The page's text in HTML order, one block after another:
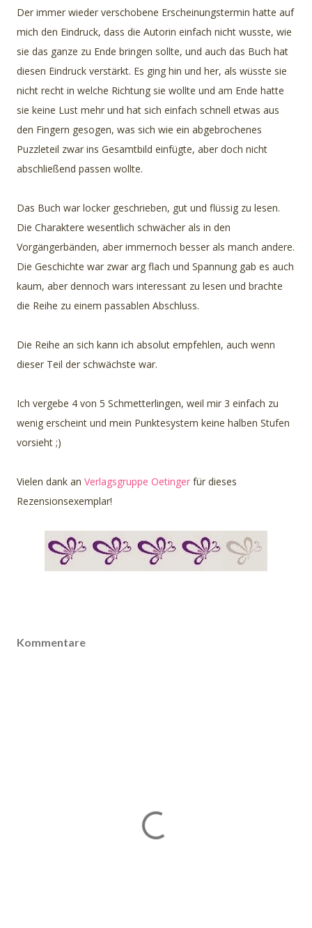
Der immer wieder verschobene Erscheinungstermin hatte auf
mich den Eindruck, dass die Autorin einfach nicht wusste, wie
sie das ganze zu Ende bringen sollte, und auch das Buch hat
diesen Eindruck verstärkt. Es ging hin und her, als wüsste sie
nicht recht in welche Richtung sie wollte und am Ende hatte
sie keine Lust mehr und hat sich einfach schnell etwas aus
den Fingern gesogen, was sich wie ein abgebrochenes
Puzzleteil zwar ins Gesamtbild einfügte, aber doch nicht
abschließend passen wollte.
Das Buch war locker geschrieben, gut und flüssig zu lesen.
Die Charaktere wesentlich schwächer als in den
Vorgängerbänden, aber immernoch besser als manch andere.
Die Geschichte war zwar arg flach und Spannung gab es auch
kaum, aber dennoch wars interessant zu lesen und brachte
die Reihe zu einem passablen Abschluss.
Die Reihe an sich kann ich absolut empfehlen, auch wenn
dieser Teil der schwächste war.
Ich vergebe 4 von 5 Schmetterlingen, weil mir 3 einfach zu
wenig erscheint und mein Punktesystem keine halben Stufen
vorsieht ;)
Vielen dank an Verlagsgruppe Oetinger für dieses
Rezensionsexemplar!
Kommentare